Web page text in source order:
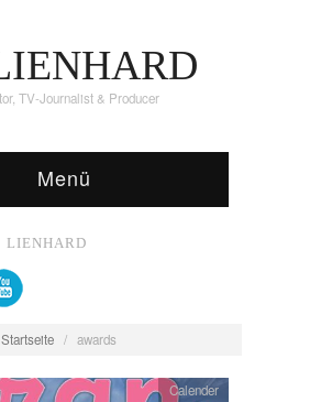
TV-Journalist & Producer
Menü
LIENHARD
Startseite / awards
Calender